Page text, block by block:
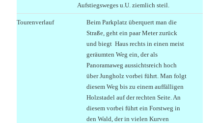
Aufstiegsweges u.U. ziemlich steil.
Tourenverlauf
Beim Parkplatz überquert man die
Straße, geht ein paar Meter zurück
und biegt Haus rechts in einen meist
geräumten Weg ein, der als
Panoramaweg aussichtsreich hoch
über Jungholz vorbei führt. Man folgt
diesem Weg bis zu einem auffälligen
Holzstadel auf der rechten Seite. An
diesem vorbei führt ein Forstweg in
den Wald, der in vielen Kurven